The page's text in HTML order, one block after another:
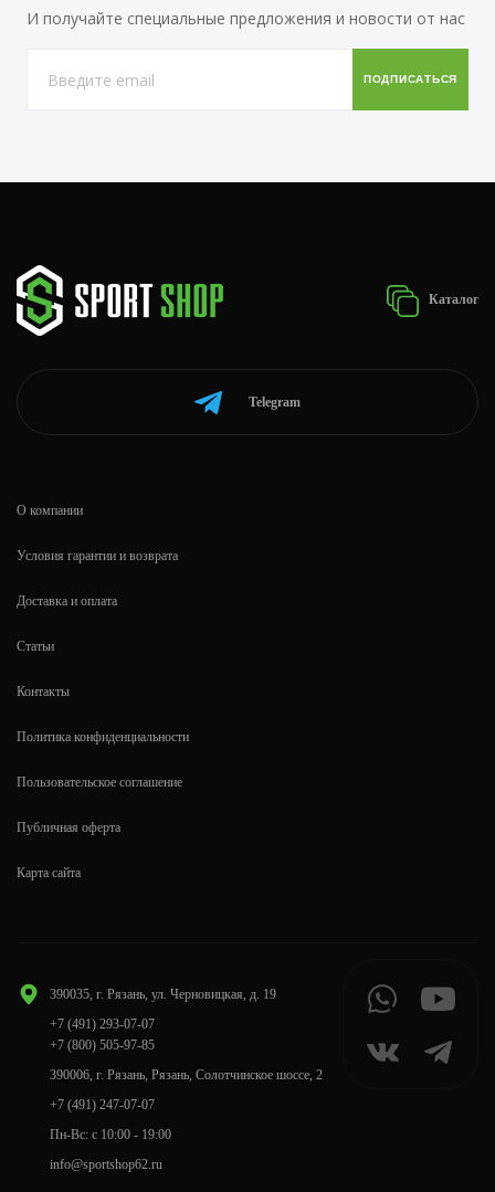
И получайте специальные предложения и новости от нас
Каталог
Telegram
390035, г. Рязань, ул. Черновицкая, д. 19
+7 (491) 293-07-07
+7 (800) 505-97-85
390006, г. Рязань, Рязань, Солотчинское шоссе, 2
+7 (491) 247-07-07
Пн-Вс: с 10:00 - 19:00
info@sportshop62.ru
О компании
Условия гарантии и возврата
Доставка и оплата
Статьи
Контакты
Политика конфиденциальности
Пользовательское соглашение
Публичная оферта
Карта сайта